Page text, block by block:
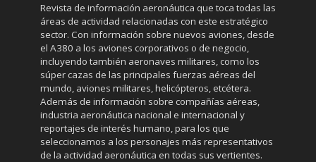
Revista de información aeronáutica que toca todas las
áreas de actividad relacionadas con este estratégico
sector. Con información sobre nuevos aviones, desde
el A380 a los aviones corporativos o de negocio,
incluyendo también aeronaves militares, como los
súper cazas de las principales fuerzas aéreas del
mundo, aviones militares, helicópteros, etcétera.
Además de información sobre compañías aéreas,
industria aeronáutica nacional e internacional y
reportajes de interés humano, para los que
seleccionamos a los personajes más representativos
de la actividad aeronáutica en todas sus vertientes.